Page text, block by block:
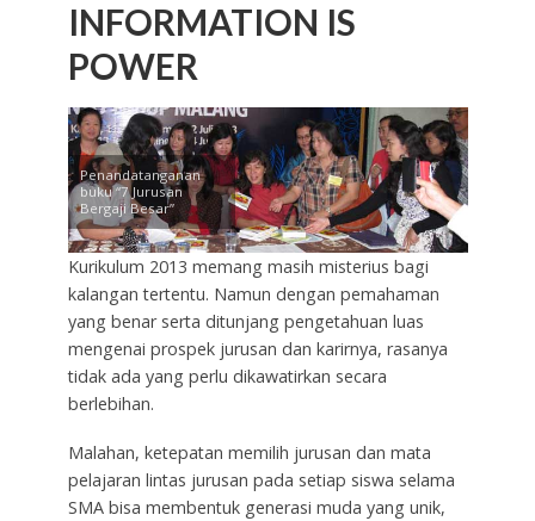
INFORMATION IS
POWER
Penandatanganan
buku “7 Jurusan
Bergaji Besar”
Kurikulum 2013 memang masih misterius bagi
kalangan tertentu. Namun dengan pemahaman
yang benar serta ditunjang pengetahuan luas
mengenai prospek jurusan dan karirnya, rasanya
tidak ada yang perlu dikawatirkan secara
berlebihan.
Malahan, ketepatan memilih jurusan dan mata
pelajaran lintas jurusan pada setiap siswa selama
SMA bisa membentuk generasi muda yang unik,